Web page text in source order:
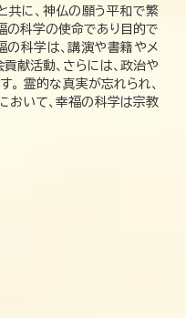
共に、神仏の願う平和で繁
の科学の使命であり目的で
の科学は、講演や書籍やメ
献活動、さらには、政治や
。 霊的な真実が忘れられ、
おいて、幸福の科学は宗教